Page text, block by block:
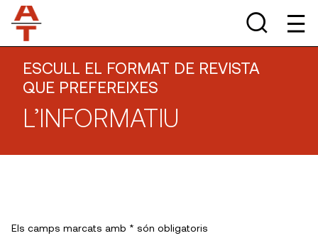
ESCULL EL FORMAT DE REVISTA
QUE PREFEREIXES
L’INFORMATIU
Els camps marcats amb * són obligatoris